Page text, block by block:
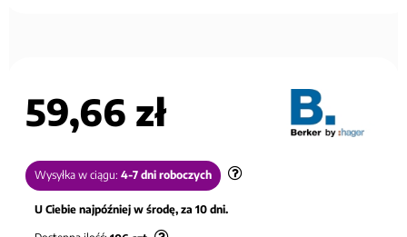
59,66 zł
Wysyłka w ciągu: 4-7 dni roboczych
U Ciebie najpóźniej w środę, za 10 dni.